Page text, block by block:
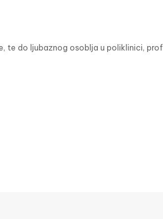
te do ljubaznog osoblja u poliklinici,